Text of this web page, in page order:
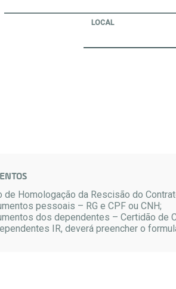
LOCAL
de Homologação da Rescisão do
pessoais – RG e CPF ou CNH;
dos dependentes – Certidão de
IR, deverá preencher o